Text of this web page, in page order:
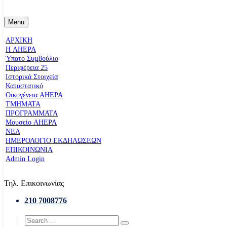
Menu
ΑΡΧΙΚΗ
Η AHEPA
Ύπατο Συµβούλιο
Περιφέρεια 25
Ιστορικά Στοιχεία
Καταστατικό
Οικογένεια AHEPA
ΤΜΗΜΑΤΑ
ΠΡΟΓΡΑΜΜΑΤΑ
Μουσείο AHEPA
ΝΕΑ
ΗΜΕΡΟΛΟΓΙΟ ΕΚΔΗΛΩΣΕΩΝ
ΕΠΙΚΟΙΝΩΝΙΑ
Admin Login
Τηλ. Επικοινωνίας
210 7008776